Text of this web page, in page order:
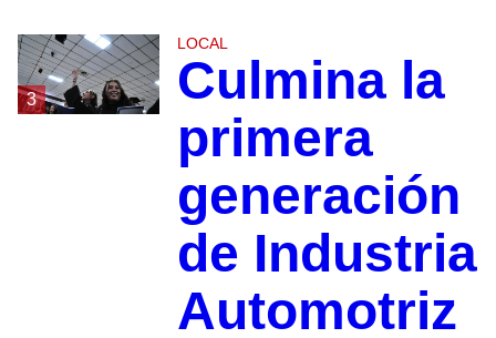
3
LOCAL
Culmina la
primera
generación
de Industria
Automotriz